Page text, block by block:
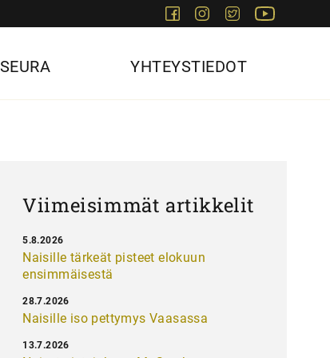
FacebookInstagram
Twitter
SEURA YHTEYSTIEDOT
Viimeisimmät artikkelit
Naisille tärkeät pisteet elokuun
ensimmäisestä
5.8.2026
Naisille iso pettymys Vaasassa
28.7.2026
13.7.2026